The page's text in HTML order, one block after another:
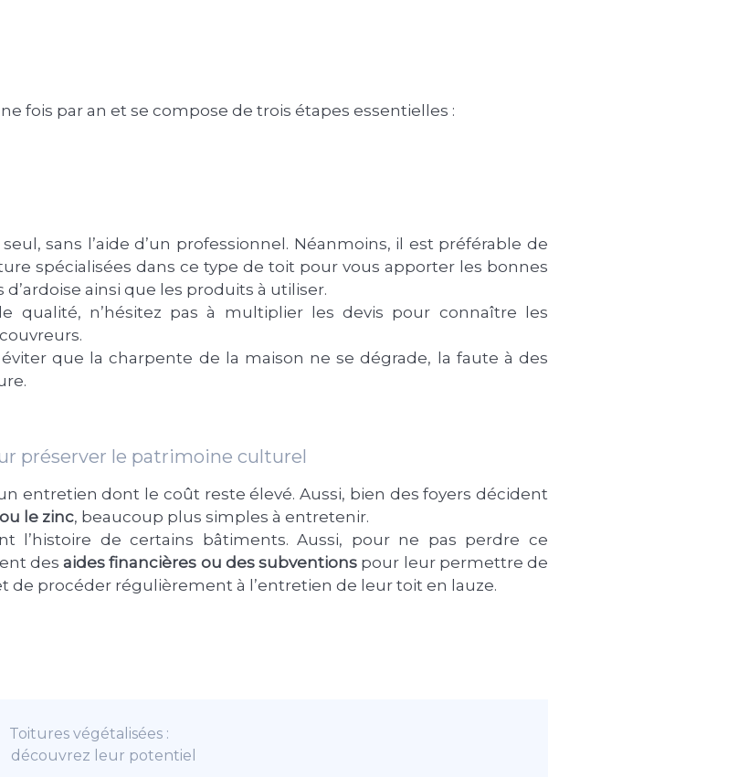
fois par an et se compose de trois étapes essentielles :
sans l’aide d’un professionnel. Néanmoins, il est préférable de
spécialisées dans ce type de toit pour vous apporter les bonnes
ainsi que les produits à utiliser.
qualité, n’hésitez pas à multiplier les devis pour connaître les
que la charpente de la maison ne se dégrade, la faute à des
préserver le patrimoine culturel
entretien dont le coût reste élevé. Aussi, bien des foyers décident
le zinc, beaucoup plus simples à entretenir.
l’histoire de certains bâtiments. Aussi, pour ne pas perdre ce
desaides financières ou des subventions pour leur permettre de
de procéder régulièrement à l’entretien de leur toit en lauze.
Toitures végétalisées :
découvrez leur potentiel